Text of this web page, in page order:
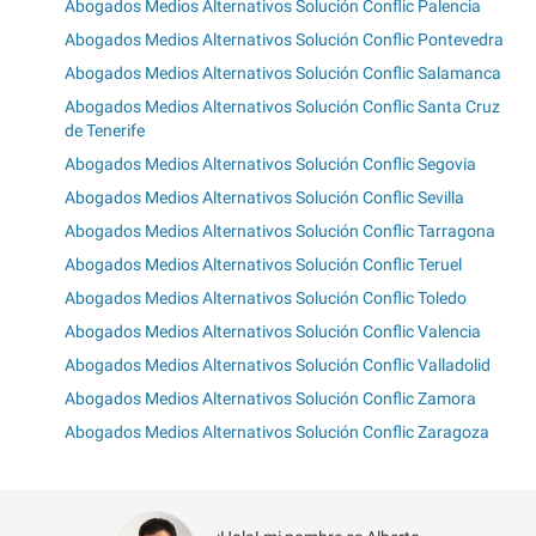
Abogados Medios Alternativos Solución Conflic Palencia
Abogados Medios Alternativos Solución Conflic Pontevedra
Abogados Medios Alternativos Solución Conflic Salamanca
Abogados Medios Alternativos Solución Conflic Santa Cruz
de Tenerife
Abogados Medios Alternativos Solución Conflic Segovia
Abogados Medios Alternativos Solución Conflic Sevilla
Abogados Medios Alternativos Solución Conflic Tarragona
Abogados Medios Alternativos Solución Conflic Teruel
Abogados Medios Alternativos Solución Conflic Toledo
Abogados Medios Alternativos Solución Conflic Valencia
Abogados Medios Alternativos Solución Conflic Valladolid
Abogados Medios Alternativos Solución Conflic Zamora
Abogados Medios Alternativos Solución Conflic Zaragoza